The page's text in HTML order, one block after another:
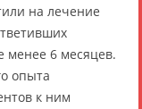
на лечение
менее 6 месяцев.
опыта
к ним